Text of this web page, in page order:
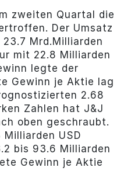
zweiten Quartal die
Der Umsatz
Mrd.Milliarden
mit 22.8 Milliarden
legte der
Gewinn je Aktie lag
2.68
Zahlen hat J&J
oben geschraubt.
USD
bis 93.6 Milliarden
Gewinn je Aktie